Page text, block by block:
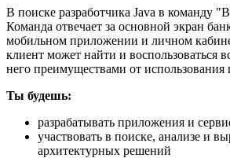
В поиске разработчика Java в команду
Команда отвечает за основной экран
мобильном приложении и личном
клиент может найти и воспользоваться
него преимуществами от использования
Ты будешь:
разрабатывать приложения и
участвовать в поиске, анализе и
архитектурных решений